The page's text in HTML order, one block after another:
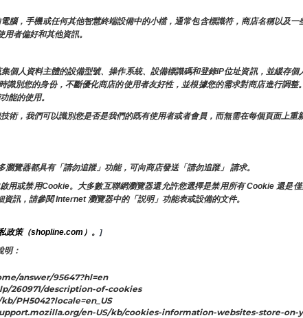
腦，手機或任何其他智慧終端設備中的小檔，通常包含標識符，商店名稱以及一
者偏好和其他資訊。
個人資料主體的設備型號、操作系統、設備標識碼和登錄IP位址資訊，並緩存
別您的身份，不斷優化商店的使用者友好性，並根據您的需求對商店進行調整
能的使用。
，我們可以識別您是否是我們的既有使用者或者會員，而無需在每個頁面上重
覽器都具有「請勿追蹤」功能，可向商店發送「請勿追蹤」 請求。
用或禁用Cookie。大多數互聯網瀏覽器還允許您選擇是禁用所有 Cookie 還是
訊，請參閱 Internet 瀏覽器中的「説明」功能表或設備的文件。
政策（shopline.com）。 ]
明：
answer/95647?hl=en
260971/description-of-cookies
PH5042?locale=en_US
en-US/kb/cookies-information-websites-store-on-